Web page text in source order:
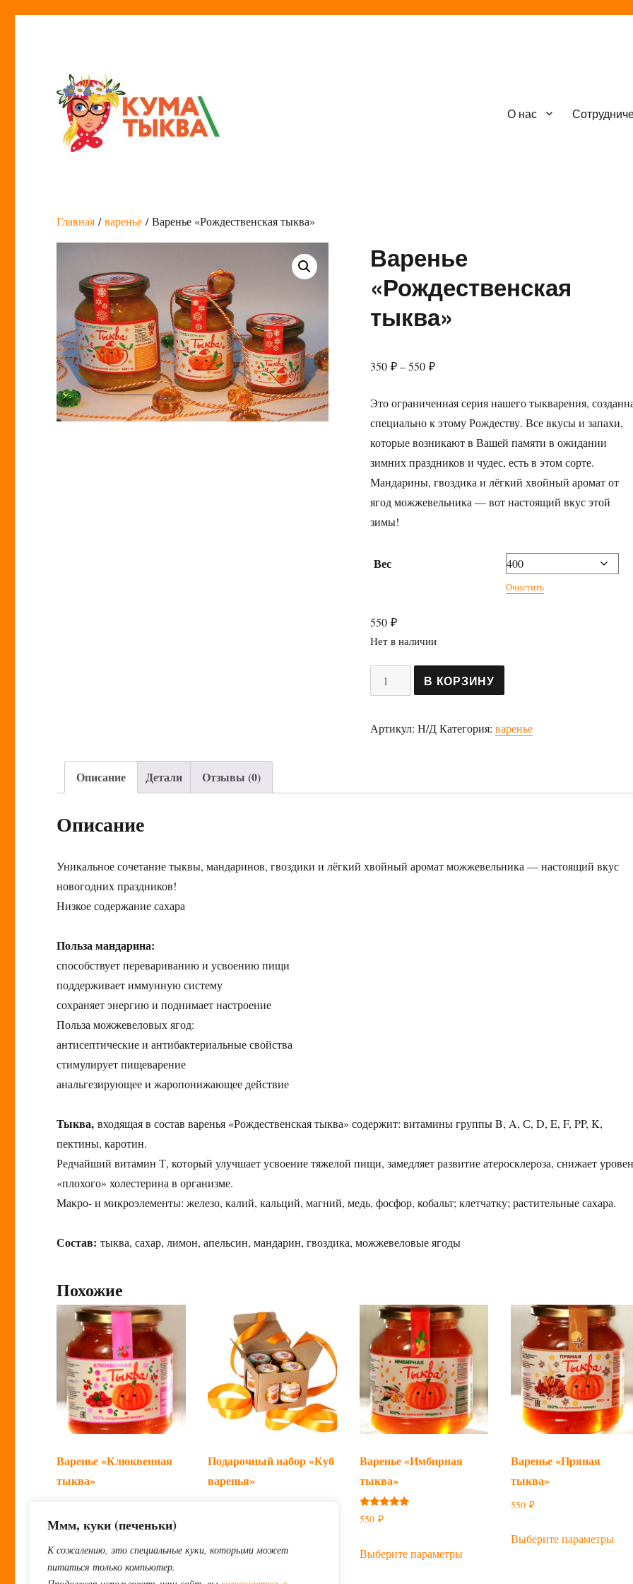
Ммм, куки (печеньки)
К сожалению, это специальные куки, которыми может
питаться только компьютер.
О нас
Главная /варенье / Варенье «Рождественская тыква»
Варенье
«Рождественская
тыква»
350₽–550₽Диапазон
350 ₽
–
550 ₽
Это ограниченная серия нашего тыкварения,
специально к этому Рождеству. Все вкусы и запахи,
которые возникают в Вашей памяти в ожидании
зимних праздников и чудес, есть в этом сорте.
Мандарины, гвоздика и лёгкий хвойный аромат от
ягод можжевельника — вот настоящий вкус этой
зимы!
Вес
Очистить
550₽
Нет в наличии
Количество
товара
«Рождественская
В КОРЗИНУ
Артикул:Н/ДКатегория:варенье
Описание Детали Отзывы (0)
Описание
Уникальное сочетание тыквы, мандаринов, гвоздики и лёгкий хвойный аромат можжевельника — настоящий вкус
новогодних праздников!
Низкое содержание сахара
Польза мандарина:
способствует перевариванию и усвоению пищи
поддерживает иммунную систему
сохраняет энергию и поднимает настроение
Польза можжевеловых ягод:
антисептические и антибактериальные свойства
стимулирует пищеварение
анальгезирующее и жаропонижающее действие
Тыква, входящая в состав варенья «Рождественская тыква» содержит: витамины группы B, A, С, D, E, F, PP, K,
пектины, каротин.
Редчайший витамин Т, который улучшает усвоение тяжелой пищи, замедляет развитие атеросклероза, снижает
«плохого» холестерина в организме.
Макро- и микроэлементы: железо, калий, кальций, магний, медь, фосфор, кобальт; клетчатку; растительные сахара.
Состав: тыква, сахар, лимон, апельсин, мандарин, гвоздика, можжевеловые ягоды
Похожие
Варенье «Клюквенная
тыква»
Этот
товар
имеет
Подарочный набор «Куб
варенья»
Варенье «Имбирная
тыква»
Оценка
5.00
550 ₽
Выберите параметры
товар
Варенье «Пряная
тыква»
550 ₽
Выберите параметры